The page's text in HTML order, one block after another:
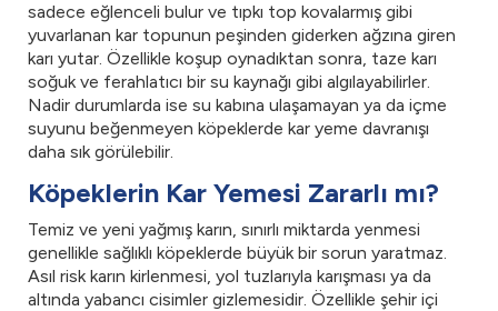
sadece eğlenceli bulur ve tıpkı top kovalarmış gibi
yuvarlanan kar topunun peşinden giderken ağzına giren
karı yutar. Özellikle koşup oynadıktan sonra, taze karı
soğuk ve ferahlatıcı bir su kaynağı gibi algılayabilirler.
Nadir durumlarda ise su kabına ulaşamayan ya da içme
suyunu beğenmeyen köpeklerde kar yeme davranışı
daha sık görülebilir.
Köpeklerin Kar Yemesi Zararlı mı?
Temiz ve yeni yağmış karın, sınırlı miktarda yenmesi
genellikle sağlıklı köpeklerde büyük bir sorun yaratmaz.
Asıl risk karın kirlenmesi, yol tuzlarıyla karışması ya da
altında yabancı cisimler gizlemesidir. Özellikle şehir içi